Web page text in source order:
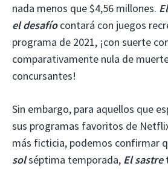
nada menos que $4,56 millones.
el desafíocontará con juegos
programa de 2021, ¡con suerte
comparativamente nula de
concursantes!
Sin embargo, para aquellos que
sus programas favoritos de
más ficticia, podemos confirmar
solséptima temporada, El sastre